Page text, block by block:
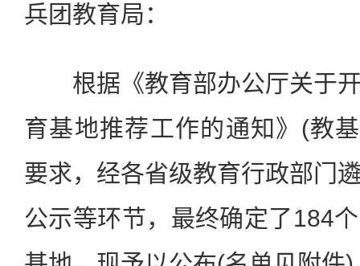
兵团教育局：
根据《教育部办公厅关于开
育基地推荐工作的通知》(教
要求，经各省级教育行政部门
公示等环节，最终确定了184